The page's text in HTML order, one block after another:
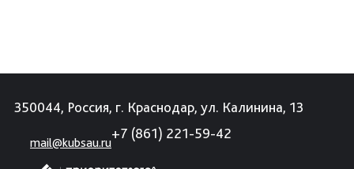
350044, Россия, г. Краснодар, ул. Калинина, 13
mail@kubsau.ru
+7 (861) 221-59-42